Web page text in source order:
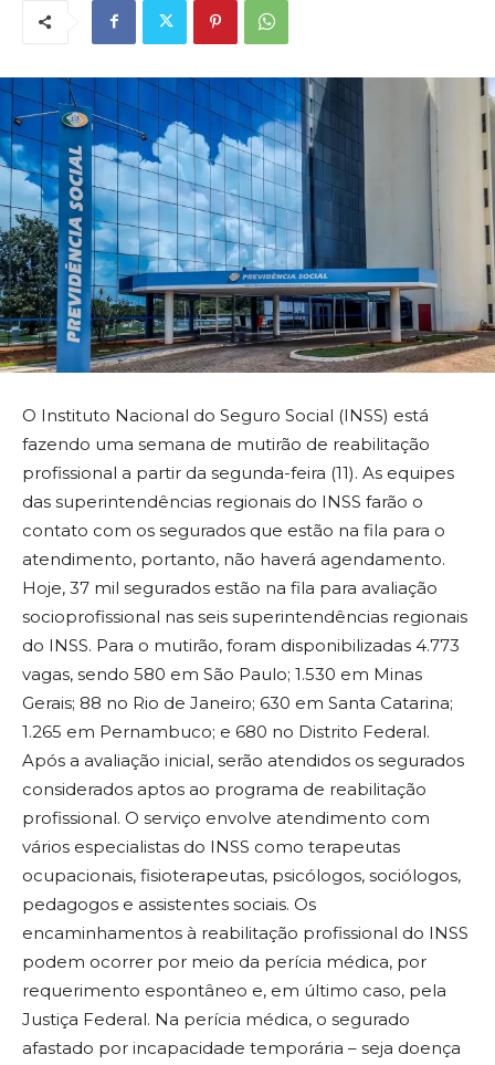
O Instituto Nacional do Seguro Social (INSS) está
fazendo uma semana de mutirão de reabilitação
profissional a partir da segunda-feira (11). As equipes
das superintendências regionais do INSS farão o
contato com os segurados que estão na fila para o
atendimento, portanto, não haverá agendamento.
Hoje, 37 mil segurados estão na fila para avaliação
socioprofissional nas seis superintendências regionais
do INSS. Para o mutirão, foram disponibilizadas 4.773
vagas, sendo 580 em São Paulo; 1.530 em Minas
Gerais; 88 no Rio de Janeiro; 630 em Santa Catarina;
1.265 em Pernambuco; e 680 no Distrito Federal.
Após a avaliação inicial, serão atendidos os segurados
considerados aptos ao programa de reabilitação
profissional. O serviço envolve atendimento com
vários especialistas do INSS como terapeutas
ocupacionais, fisioterapeutas, psicólogos, sociólogos,
pedagogos e assistentes sociais. Os
encaminhamentos à reabilitação profissional do INSS
podem ocorrer por meio da perícia médica, por
requerimento espontâneo e, em último caso, pela
Justiça Federal. Na perícia médica, o segurado
afastado por incapacidade temporária – seja doença